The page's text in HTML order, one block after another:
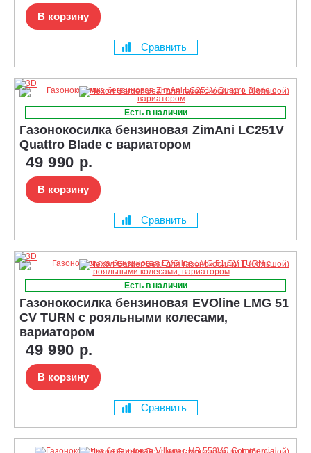
В корзину
Сравнить
Есть в наличии
Газонокосилка бензиновая ZimAni LC251V
Quattro Blade с вариатором
49 990 р.
В корзину
Сравнить
Есть в наличии
Газонокосилка бензиновая EVOline LMG 51
CV TURN с рояльными колесами,
вариатором
49 990 р.
В корзину
Сравнить